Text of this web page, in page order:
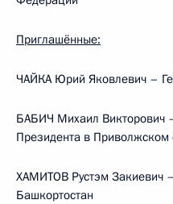
Приглашённые:
ЧАЙКА Юрий Яковлевич –
БАБИЧ Михаил Викторович
Президента в Приволжском
ХАМИТОВ Рустэм Закиевич
Башкортостан